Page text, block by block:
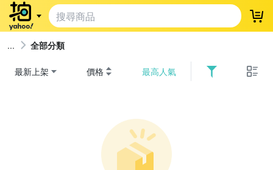
登
全部分類
最新上架 價格 最高人氣